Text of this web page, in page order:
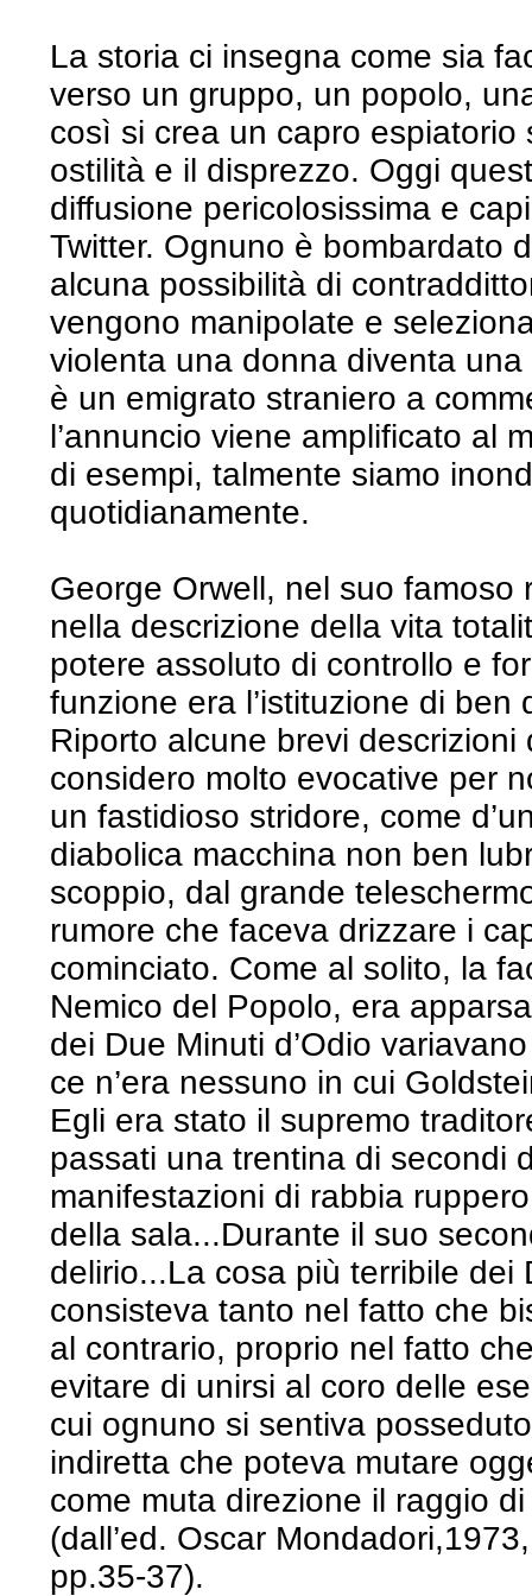
La storia ci insegna come sia
verso un gruppo, un popolo,
così si crea un capro
ostilità e il disprezzo. Oggi
diffusione pericolosissima e
Twitter. Ognuno è bombardato
alcuna possibilità di
vengono manipolate e
violenta una donna diventa
è un emigrato straniero a
l’annuncio viene amplificato al
di esempi, talmente siamo
quotidianamente.
George Orwell, nel suo
nella descrizione della vita
potere assoluto di controllo e
funzione era l’istituzione di
Riporto alcune brevi descrizioni
considero molto evocative per
un fastidioso stridore, come
diabolica macchina non ben
scoppio, dal grande
rumore che faceva drizzare i
cominciato. Come al solito, la
Nemico del Popolo, era
dei Due Minuti d’Odio
ce n’era nessuno in cui
Egli era stato il supremo
passati una trentina di secondi
manifestazioni di rabbia
della sala...Durante il suo
delirio...La cosa più terribile dei
consisteva tanto nel fatto che
al contrario, proprio nel fatto
evitare di unirsi al coro delle
cui ognuno si sentiva
indiretta che poteva mutare
come muta direzione il raggio
(dall’ed. Oscar
pp.35-37).